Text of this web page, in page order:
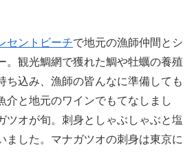
セントビーチで地元の漁師仲間とシ
。観光鯛網で獲れた鯛や牡蠣の養殖
ち込み、漁師の皆んなに準備しても
介と地元のワインでもてなしまし
ツオが旬。刺身としゃぶしゃぶと塩
ました。マナガツオの刺身は東京に